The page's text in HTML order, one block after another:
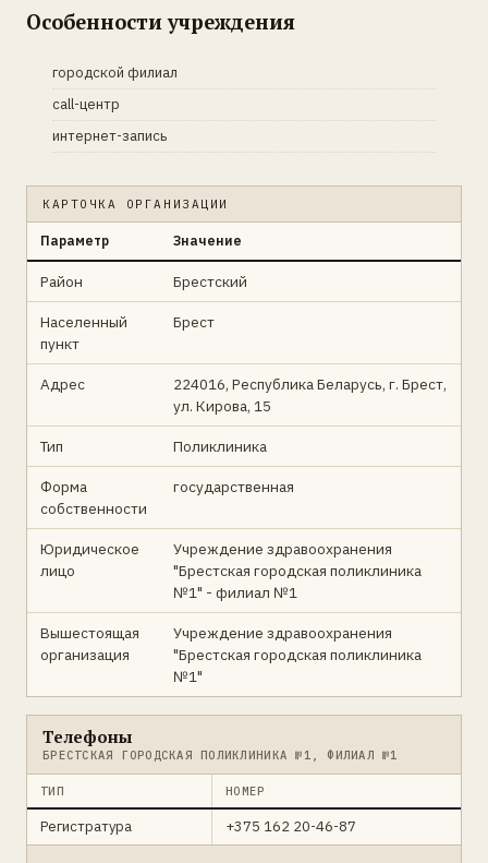
Особенности учреждения
городской филиал
call-центр
интернет-запись
КАРТОЧКА ОРГАНИЗАЦИИ
Параметр Значение
Район Брестский
Населенный
пункт
Брест
Адрес
224016, Республика Беларусь, г. Брест,
ул. Кирова, 15
Тип Поликлиника
Форма
собственности
государственная
Юридическое
лицо
Учреждение здравоохранения
"Брестская городская поликлиника
№1" - филиал №1
Вышестоящая
организация
Учреждение здравоохранения
"Брестская городская поликлиника
№1"
Телефоны
БРЕСТСКАЯ ГОРОДСКАЯ ПОЛИКЛИНИКА №1, ФИЛИАЛ №1
ТИП НОМЕР
Регистратура +375 162 20-46-87